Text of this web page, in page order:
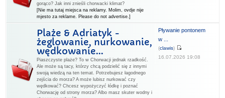
gorąco? Jak inni znieśli chorwacki klimat?
[Nie ma tutaj miejsca na reklamy. Molim, ovdje nije
mjesto za reklame. Please do not advertise.]
Plaże & Adriatyk -
żeglowanie, nurkowanie,
wędkowanie...
Piaszczyste plaże? To w Chorwacji jednak rzadkość.
Ale może są tacy, którzy chcą podzielić się z innymi
swoją wiedzą na ten temat. Potrzebujesz łagodnego
zejścia do morza? A może lubisz nurkować czy
wędkować? Chcesz wypożyczyć łódkę i poznać
Chorwację od strony morza? Albo masz skuter wodny i
Pływanie pontonem
w ...
(clawis)
16.07.2026 19:08